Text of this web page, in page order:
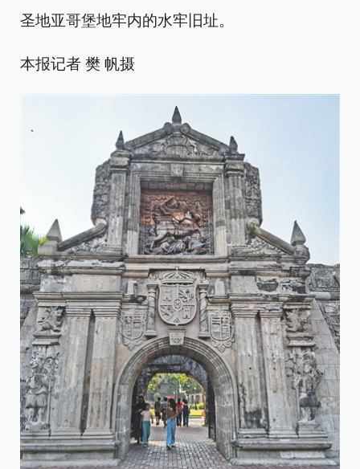
圣地亚哥堡地牢内的水牢旧址。
本报记者 樊 帆摄